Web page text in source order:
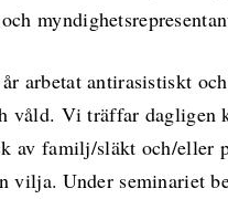
arbetat antirasistiskt
våld. Vi träffar dagligen
av familj/släkt och/eller
vilja. Under seminariet